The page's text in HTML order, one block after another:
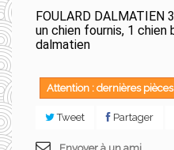
FOULARD DALMATIEN
un chien fournis, 1 chien
dalmatien
Attention : dernières
Tweet Partager